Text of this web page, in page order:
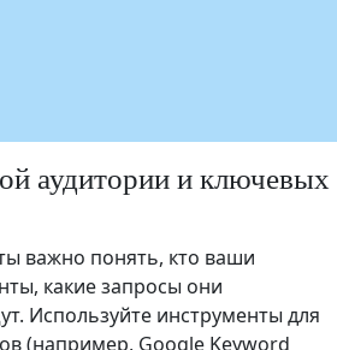
аудитории и ключевых
важно понять, кто ваши
какие запросы они
Используйте инструменты для
(например, Google Keyword